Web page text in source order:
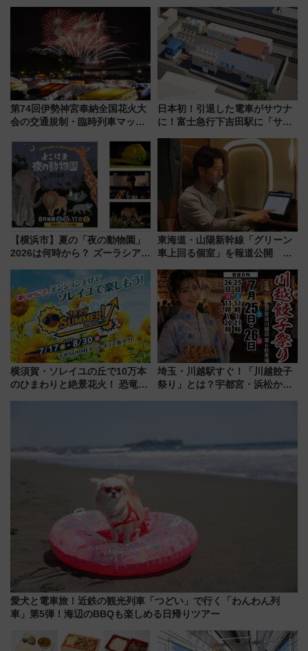
アクセス攻略法、2万発の花火が
都心の夜に！
【新築マンション人気ランキン
グ】
第74回伊勢神宮奉納全国花火大
会の交通規制・臨時列車マッ
セス
日本初！引退した電車がサウナ
に！富士急行下吉田駅に「サ電
業 行き交う電車の音や振動を
感じながら「ととのう」新感覚
【横浜市】夏の「夜の動物園」
2026は何時から？ ズーラシア・
見どころ、限定イベントを徹底
解説！
東海道・山陽新幹線「グリーン
車上回る個室」を報道公開 プ
横須賀・ソレイユの丘で10万本
のひまわりと絶景花火！ 恐竜や
埼玉・川越駅すぐ！「川越餃子
祭り」とは？宇都宮・浜松から
愛犬と電車旅！近鉄の観光列車「つどい」で行く「わんわん列
車」第5弾！海辺のBBQも楽しめる日帰りツアー